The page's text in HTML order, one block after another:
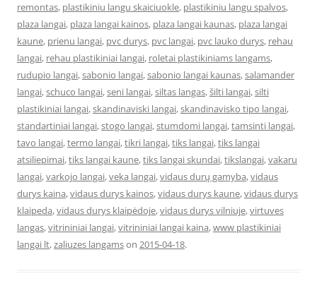
remontas, plastikiniu langu skaiciuokle, plastikiniu langu spalvos,
plaza langai, plaza langai kainos, plaza langai kaunas, plaza langai
kaune, prienu langai, pvc durys, pvc langai, pvc lauko durys, rehau
langai, rehau plastikiniai langai, roletai plastikiniams langams,
rudupio langai,sabonio langai,sabonio langai kaunas,salamander
langai,schuco langai,seni langai,siltas langas,šilti langai,silti
plastikiniai langai,skandinaviski langai,skandinavisko tipo langai,
standartiniai langai,stogo langai,stumdomi langai,tamsinti langai,
tavo langai,termo langai,tikri langai,tiks langai,tiks langai
atsiliepimai,tiks langai kaune,tiks langai skundai,tikslangai,vakaru
langai,varkojo langai,veka langai,vidaus durų gamyba,vidaus
durys kaina,vidaus durys kainos,vidaus durys kaune,vidaus durys
klaipeda,vidaus durys klaipėdoje,vidaus durys vilniuje,virtuves
langas,vitrininiai langai,vitrininiai langai kaina,www plastikiniai
langai lt,zaliuzes langamson 2015-04-18.